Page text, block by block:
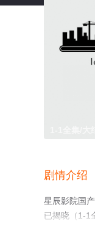
剧情介绍
星辰影院国
已揭晓（1-1